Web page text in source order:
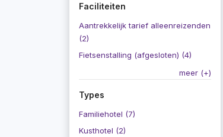
Faciliteiten
Aantrekkelijk tarief alleenreizenden
(2)
Fietsenstalling (afgesloten) (4)
meer (+)
Types
Familiehotel (7)
Kusthotel (2)